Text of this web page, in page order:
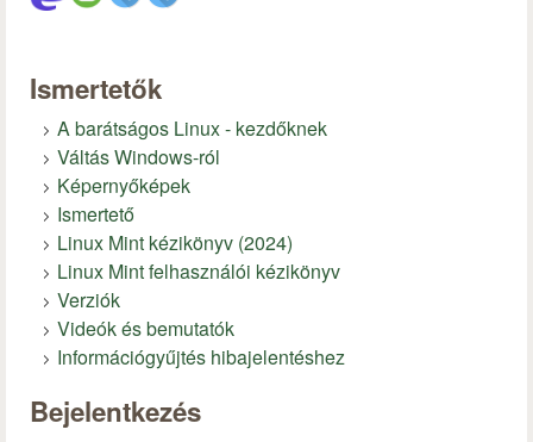
Ismertetők
A barátságos Linux - kezdőknek
Váltás Windows-ról
Képernyőképek
Ismertető
Linux Mint kézikönyv (2024)
Linux Mint felhasználói kézikönyv
Verziók
Videók és bemutatók
Információgyűjtés hibajelentéshez
Bejelentkezés